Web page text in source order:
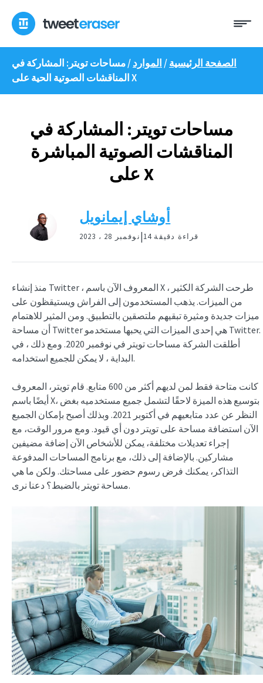
إلى
المحتوى
الصفحة الرئيسية/ الموارد/مساحات تويتر: المشاركة في
المناقشات الصوتية الحية على X
مساحات تويتر: المشاركة في
المناقشات الصوتية المباشرة
على X
أوشاي إيمانويل
نوفمبر 28 ، 2023| 14 قراءة دقيقة
منذ إنشاء Twitter ، المعروف الآن باسم X ، طرحت الشركة الكثير
من الميزات. يذهب المستخدمون إلى الفراش ويستيقظون على
ميزات جديدة ومثيرة تبقيهم ملتصقين بالتطبيق. ومن المثير للاهتمام
أن مساحة Twitter هي إحدى الميزات التي يحبها مستخدمو Twitter.
أطلقت الشركة مساحات تويتر في نوفمبر 2020. ومع ذلك ، في
البداية ، لا يمكن للجميع استخدامه.
كانت متاحة فقط لمن لديهم أكثر من 600 متابع. قام تويتر، المعروف
أيضًا باسم X، بتوسيع هذه الميزة لاحقًا لتشمل جميع مستخدميه بغض
النظر عن عدد متابعيهم في أكتوبر 2021. وبذلك أصبح بإمكان الجميع
الآن استضافة مساحة على تويتر دون أي قيود. ومع مرور الوقت، مع
إجراء تعديلات مختلفة، يمكن للأشخاص الآن إضافة مضيفين
مشاركين. بالإضافة إلى ذلك، مع برنامج المساحات المدفوعة
التذاكر، يمكنك فرض رسوم حضور على مساحتك. ولكن ما هي
مساحة تويتر بالضبط؟ دعنا نرى.